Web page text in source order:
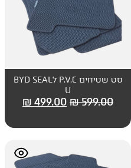
סט שטיחים P.V.C לBYD SEAL
₪
599.00